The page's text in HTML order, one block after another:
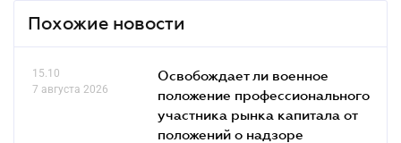
Похожие новости
15.10
7 августа 2026
Освобождает ли военное
положение профессионального
участника рынка капитала от
положений о надзоре